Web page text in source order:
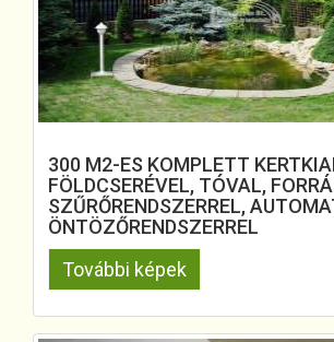
300 M2-ES KOMPLETT
FÖLDCSERÉVEL, TÓVAL,
SZŰRŐRENDSZERREL,
ÖNTÖZŐRENDSZERREL
További képek